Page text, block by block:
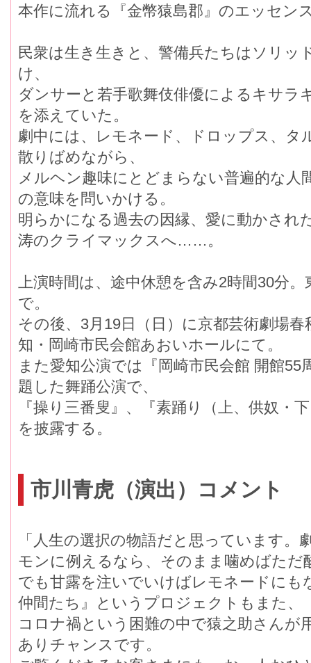
本作に流れる『金幣猿島郡』のエッセン
民衆は生き生きと、警備兵たちはソリッ
け、
ダンサーと若手歌舞伎俳優によるキサラ
を添えていた。
劇中には、レモネード、ドロップス、タ
散りばめながら、
メルヘン趣味にとどまらない普遍的な人
の意味を問いかける。
明らかになる過去の因縁、愛に動かされ
涛のクライマックスへ……。
上演時間は、途中休憩を含み2時間30分
で。
その後、3月19日（日）に京都芸術劇場
知・岡崎市民会館あおいホールにて。
また愛知公演では『岡崎市民会館 開館
題した舞踊公演で、
『操り三番叟』、『素踊り（上、供奴・
を披露する。
市川青虎（演出）コメント
「人生の選択の物語だと思っています
モンに例えるなら、そのまま噛めばただ
でも甘露を注いでいけばレモネードにも
仲間たち』というプロジェクトもまた、
コロナ禍という困難の中で猿之助さんが
ありチャンスです。